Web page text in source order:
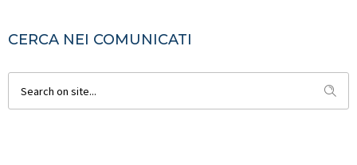
CERCA NEI COMUNICATI